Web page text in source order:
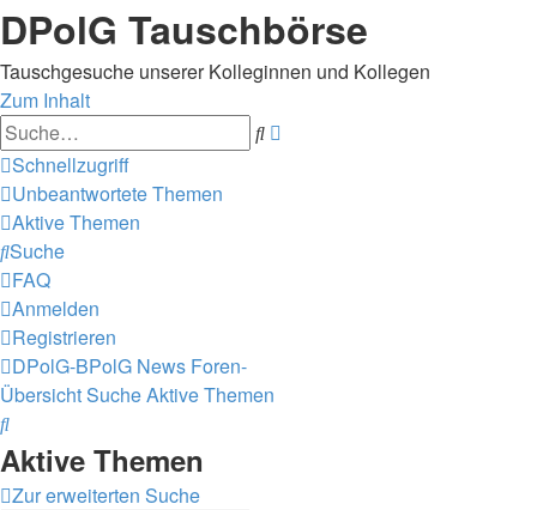
DPolG Tauschbörse
Tauschgesuche unserer Kolleginnen und Kollegen
Zum Inhalt
Suche
Schnellzugriff
Unbeantwortete Themen
Aktive Themen
Suche
FAQ
Anmelden
Registrieren
DPolG-BPolG News Foren-
ÜbersichtSucheAktive Themen
Suche
Aktive Themen
Zur erweiterten Suche